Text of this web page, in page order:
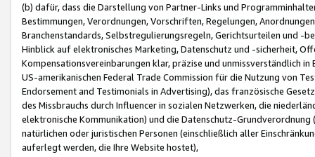
(b) dafür, dass die Darstellung von Partner-Links und
Bestimmungen, Verordnungen, Vorschriften, Regelungen,
Branchenstandards, Selbstregulierungsregeln, Gerichtsurteilen und -
Hinblick auf elektronisches Marketing, Datenschutz und -sicherheit,
Kompensationsvereinbarungen klar, präzise und unmissverständlich
US-amerikanischen Federal Trade Commission für die Nutzung von
Endorsement and Testimonials in Advertising), das französische
des Missbrauchs durch Influencer in sozialen Netzwerken, die
elektronische Kommunikation) und die Datenschutz-
natürlichen oder juristischen Personen (einschließlich aller
auferlegt werden, die Ihre Website hostet),